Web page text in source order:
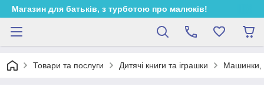
Магазин для батьків, з турботою про малюків!
Товари та послуги Дитячі книги та іграшки Машинки,